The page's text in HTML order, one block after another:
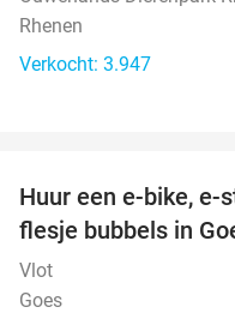
Rhenen
Verkocht: 3.947
Huur een e-bike, e-
flesje bubbels in
Vlot
Goes